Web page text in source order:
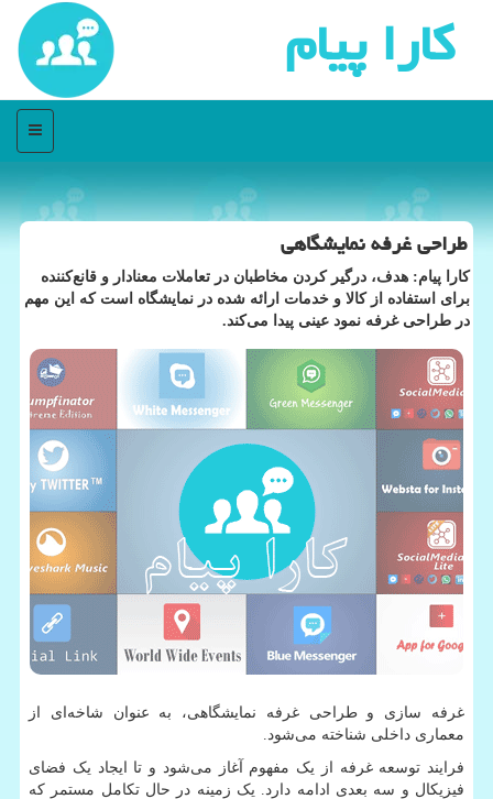
كارا پیام
منو
طراحی غرفه نمایشگاهی
كارا پیام: هدف، درگیر كردن مخاطبان در تعاملات معنادار و قانع‌كننده
برای استفاده از كالا و خدمات ارائه شده در نمایشگاه است كه این مهم
در طراحی غرفه نمود عینی پیدا می‌كند.
غرفه سازی و طراحی غرفه نمایشگاهی، به عنوان شاخه‌ای از
معماری داخلی شناخته می‌شود.
فرایند توسعه غرفه از یک مفهوم آغاز می‌شود و تا ایجاد یک فضای
فیزیکال و سه بعدی ادامه دارد. یک زمینه در حال تکامل مستمر که